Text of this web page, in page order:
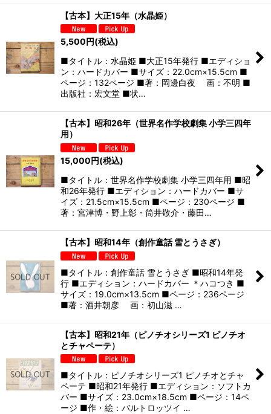
【古本】大正15年（水晶姫）
5,500円(税込)
■タイトル：水晶姫 ■大正15年発行 ■エディショ
ン：ハードカバー ■サイズ：22.0cm×15.5cm ■
ページ：132ページ ■著：岡邊白夜 画：不明 ■
出版社：宏文堂 ■状…
【古本】昭和26年（世界名作学校劇集 小学三四年
用）
15,000円(税込)
■タイトル：世界名作学校劇集 小学三四年用 ■昭
和26年発行 ■エディション：ハードカバー ■サ
イズ：21.5cm×15.5cm ■ページ：230ページ ■
著：宮津博・野上彰・筒井敬介・藤田…
【古本】昭和14年（創作童話 雪とうさぎ）
■タイトル：創作童話 雪とうさぎ ■昭和14年発
行 ■エディション：ハードカバー ＊ハコつき ■
サイズ：19.0cm×13.5cm ■ページ：236ページ
■著：酒井朝彦 画：初山滋 …
【古本】昭和21年（ピノチオシリーズ1 ピノチオ
とチャペーテ）
■タイトル：ピノチオシリーズ1 ピノチオとチャ
ペーテ ■昭和21年発行 ■エディション：ソフトカ
バー ■サイズ：23.0cm×18.5cm ■ページ：14ペ
ージ ■作・絵：バルトロッツイ …